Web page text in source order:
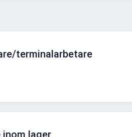
terminalarbetare